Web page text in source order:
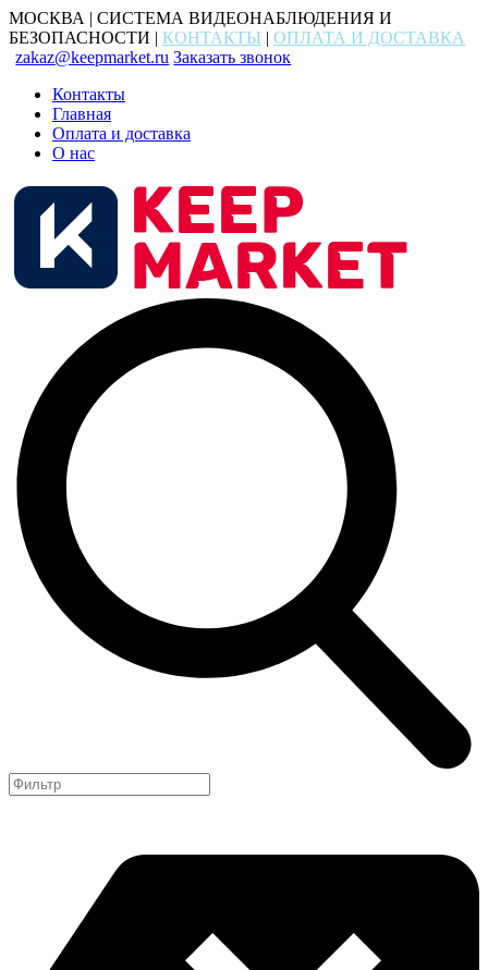
МОСКВА | СИСТЕМА ВИДЕОНАБЛЮДЕНИЯ И
БЕЗОПАСНОСТИ | КОНТАКТЫ | ОПЛАТА И ДОСТАВКА
zakaz@keepmarket.ru Заказать звонок
Контакты
Главная
Оплата и доставка
О нас